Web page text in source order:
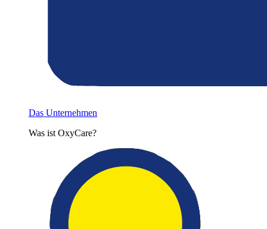
Das Unternehmen
Was ist OxyCare?